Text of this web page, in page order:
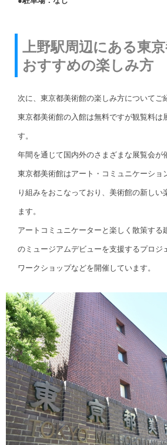
上野駅周辺にある東
おすすめの楽しみ方
次に、東京都美術館の楽しみ方についてご
東京都美術館の入館は無料ですが観覧料は
す。
年間を通じて国内外のさまざまな展覧会が
東京都美術館はアート・コミュニケーショ
り組みをおこなっており、美術館の新しい
ます。
アートコミュニケーターと楽しく散策する
のミュージアムデビューを支援するプロジ
ワークショップなどを開催しています。